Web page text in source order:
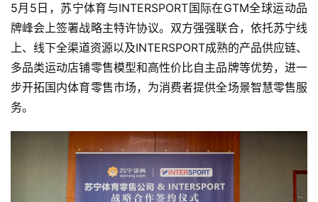
5月5日，苏宁体育与INTERSPORT国际在GTM全球运动品
牌峰会上签署战略主特许协议。双方强强联合，依托苏宁线
上、线下全渠道资源以及INTERSPORT成熟的产品供应链、
多品类运动店铺零售模型和高性价比自主品牌等优势，进一
步开拓国内体育零售市场，为消费者提供全场景智慧零售服
务。